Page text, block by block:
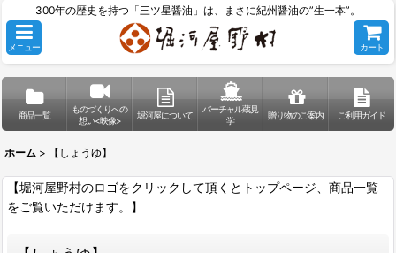
300年の歴史を持つ「三ツ星醤油」は、まさに紀州醤油の”生一本”。
メニュー カート
商品一覧
ものづくりへの
想い<映像>
堀河屋について
バーチャル蔵見
学
贈り物のご案内 ご利用ガイド
ホーム > 【しょうゆ】
【堀河屋野村のロゴをクリックして頂くとトップページ、商品一覧
をご覧いただけます。】